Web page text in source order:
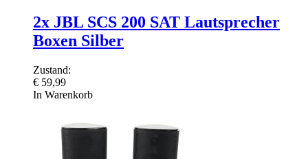
2x JBL SCS 200 SAT Lautsprecher
Boxen Silber
Zustand:
€ 59,99
In Warenkorb